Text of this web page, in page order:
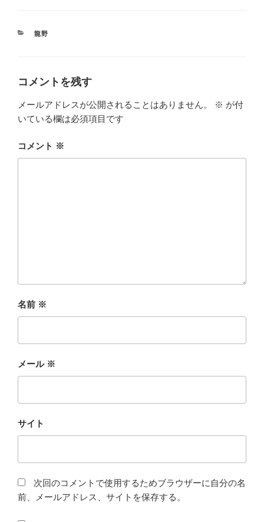
カ
龍野
コメントを残す
メールアドレスが公開されることはありません。 ※ が付
いている欄は必須項目です
コメント ※
名前 ※
メール ※
サイト
次回のコメントで使用するためブラウザーに自分の名
前、メールアドレス、サイトを保存する。